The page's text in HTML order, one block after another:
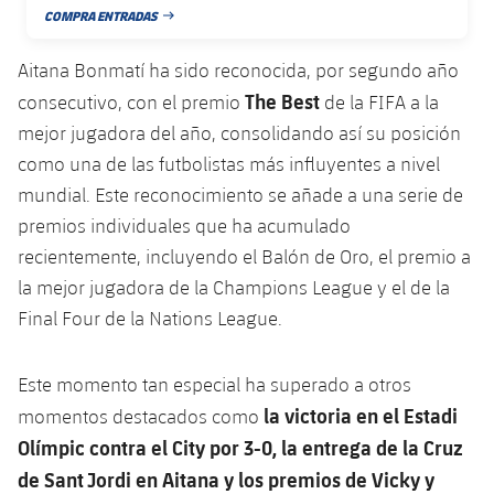
Servicios Médicos
Accesibilidad
Acreditaciones
Instalaciones
Fotos
Historia
Palmarés
Fotos
Resultados
Clasificaciones
Jugadors
Fotos
Palmarés
Resultados
Jugadores
Clasificaciones
plusicon
más
Juvenil
Cadete
Infantil
Alevín
PLUSICON
MÁS
Primer equipo
Actualidad
Calendario
Resultados
Clasificaciones
Barça Atlètic
Actualidad
Jugadores
Base
plusicon
más
Barça C
PLUSICON
MÁS
Información general
plusicon
más
COMPRA ENTRADAS
FECHA DE PUBLICACIÓN
Aitana Bonmatí ha sido reconocida, por segundo año
consecutivo, con el premio The Best de la FIFA a la
mejor jugadora del año, consolidando así su posición
como una de las futbolistas más influyentes a nivel
mundial. Este reconocimiento se añade a una serie de
premios individuales que ha acumulado
recientemente, incluyendo el Balón de Oro, el premio a
la mejor jugadora de la Champions League y el de la
Final Four de la Nations League.
Este momento tan especial ha superado a otros
momentos destacados como la victoria en el Estadi
Olímpic contra el City por 3-0, la entrega de la Cruz
de Sant Jordi en Aitana y los premios de Vicky y